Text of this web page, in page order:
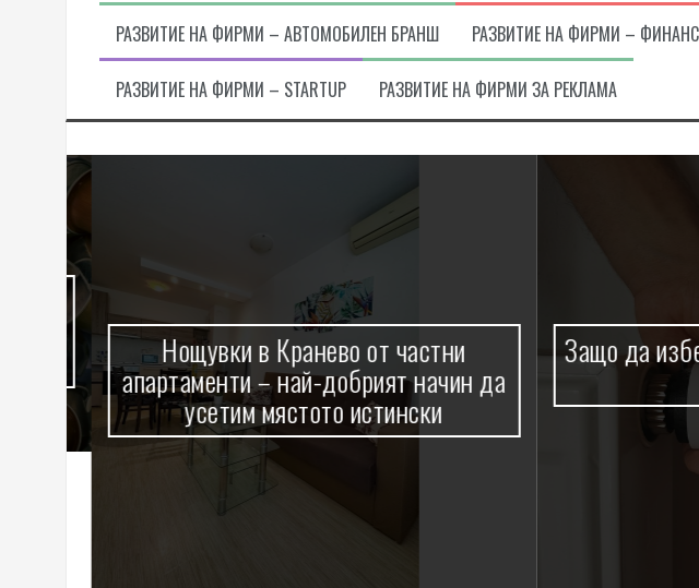
РАЗВИТИЕ НА ФИРМИ – АВТОМОБИЛЕН БРАНШ РАЗВИТИЕ НА ФИРМИ –
РАЗВИТИЕ НА ФИРМИ – STARTUP РАЗВИТИЕ НА ФИРМИ ЗА РЕКЛАМА
Нощувки в Кранево от частни
апартаменти – най-добрият начин да
усетим мястото истински
Защо да